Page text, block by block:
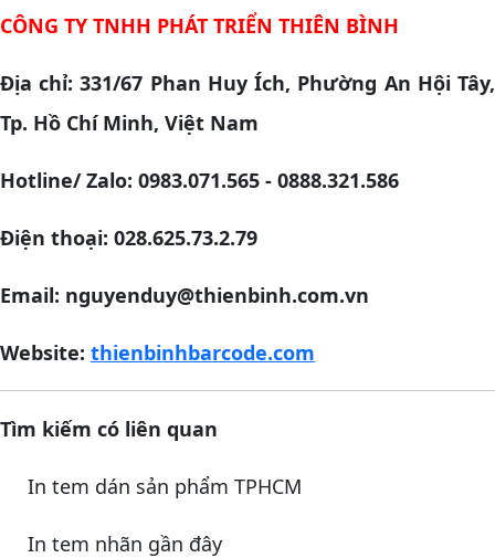
CÔNG TY TNHH PHÁT TRIỂN THIÊN BÌNH
Địa chỉ: 331/67 Phan Huy Ích, Phường An Hội Tây,
Tp. Hồ Chí Minh, Việt Nam
Hotline/ Zalo: 0983.071.565 - 0888.321.586
Điện thoại: 028.625.73.2.79
Email: nguyenduy@thienbinh.com.vn
Website: thienbinhbarcode.com
Tìm kiếm có liên quan
In tem dán sản phẩm TPHCM
In tem nhãn gần đây